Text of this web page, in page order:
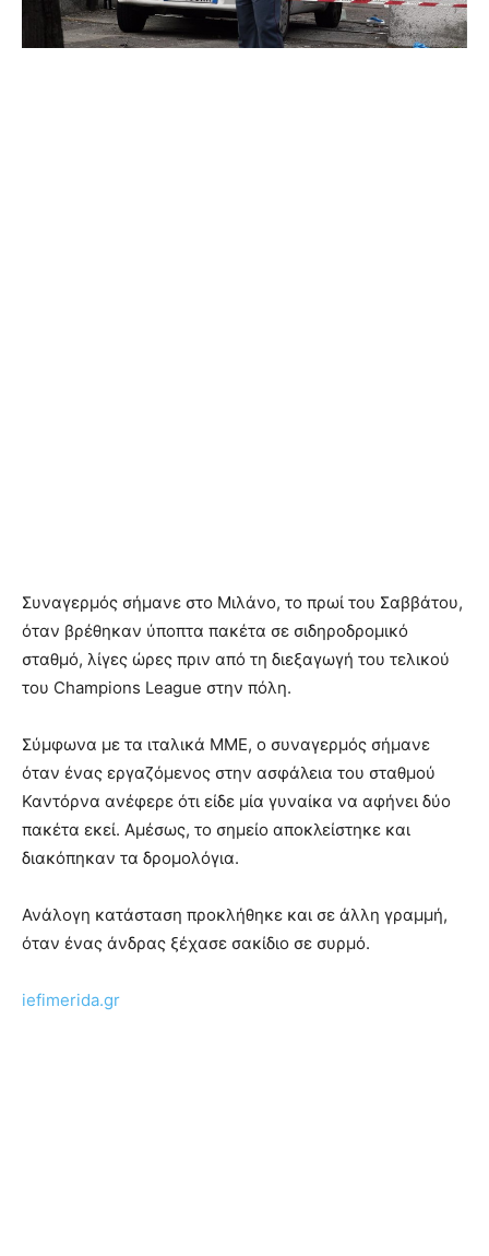
Συναγερμός σήμανε στο Μιλάνο, το πρωί του Σαββάτου,
όταν βρέθηκαν ύποπτα πακέτα σε σιδηροδρομικό
σταθμό, λίγες ώρες πριν από τη διεξαγωγή του τελικού
του Champions League στην πόλη.
Σύμφωνα με τα ιταλικά ΜΜΕ, ο συναγερμός σήμανε
όταν ένας εργαζόμενος στην ασφάλεια του σταθμού
Καντόρνα ανέφερε ότι είδε μία γυναίκα να αφήνει δύο
πακέτα εκεί. Αμέσως, το σημείο αποκλείστηκε και
διακόπηκαν τα δρομολόγια.
Ανάλογη κατάσταση προκλήθηκε και σε άλλη γραμμή,
όταν ένας άνδρας ξέχασε σακίδιο σε συρμό.
iefimerida.gr